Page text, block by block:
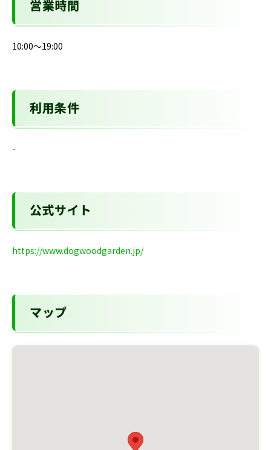
営業時間
10:00～19:00
利用条件
-
公式サイト
https://www.dogwoodgarden.jp/
マップ